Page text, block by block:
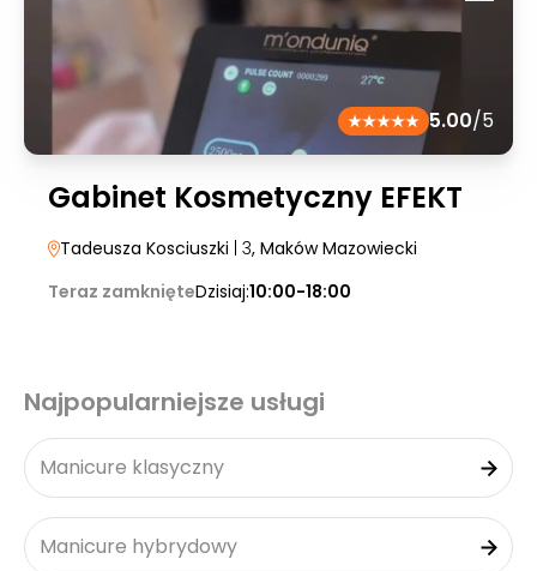
5.00/5
Gabinet Kosmetyczny EFEKT
Tadeusza Kosciuszki | 3, Maków Mazowiecki
Teraz zamknięteDzisiaj:10:00-18:00
Najpopularniejsze usługi
Manicure klasyczny
Manicure hybrydowy